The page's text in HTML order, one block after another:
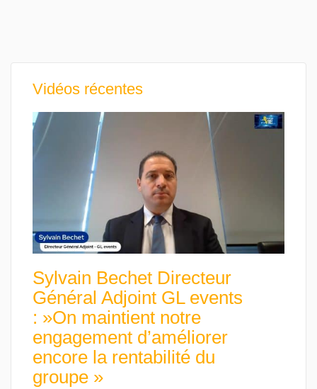
Vidéos récentes
Sylvain Bechet Directeur
Général Adjoint GL events
: »On maintient notre
engagement d’améliorer
encore la rentabilité du
groupe »